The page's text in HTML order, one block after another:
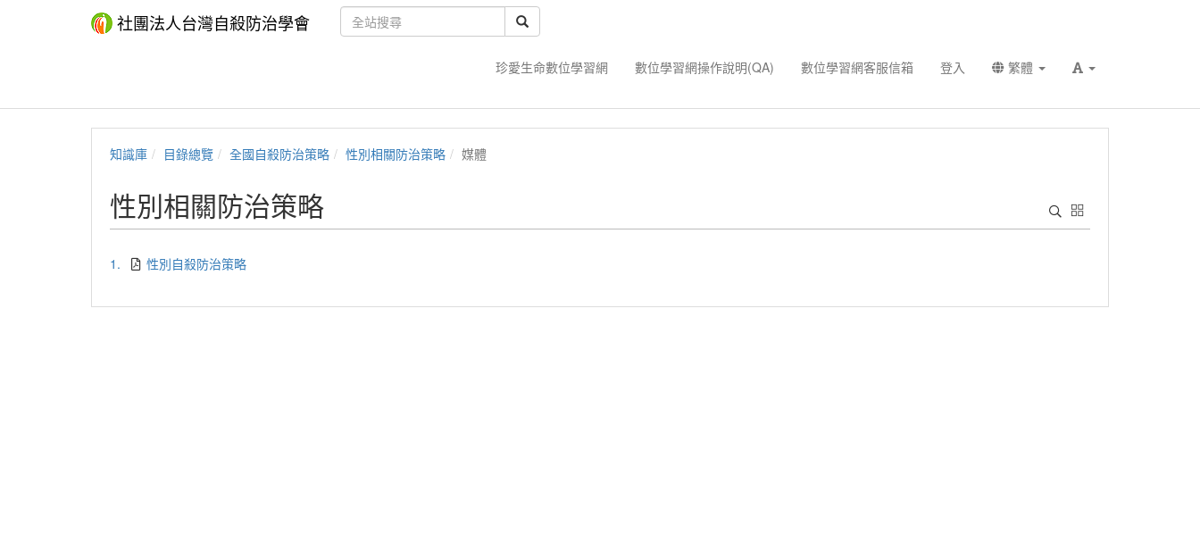
社團法人台灣自殺防治學會
珍愛生命數位學習網 數位學習網操作說明(QA) 數位學習網客服信箱 登入 繁體
知識庫 目錄總覽 全國自殺防治策略 性別相關防治策略 媒體
性別相關防治策略
1. 性別自殺防治策略